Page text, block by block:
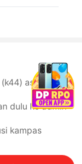
asli original
dulu ke admin
kampas